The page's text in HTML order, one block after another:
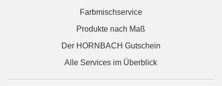
Farbmischservice
Produkte nach Maß
Der HORNBACH Gutschein
Alle Services im Überblick